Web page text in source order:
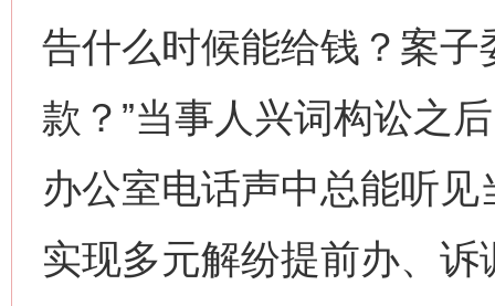
告什么时候能给钱？案
款？”当事人兴词构讼之
办公室电话声中总能听见
实现多元解纷提前办、